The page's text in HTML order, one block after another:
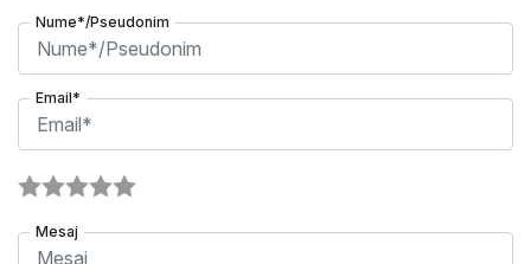
Nume*/Pseudonim
Email*
Mesaj